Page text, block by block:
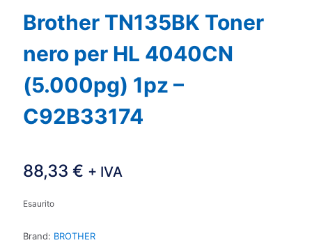
Brother TN135BK Toner
nero per HL 4040CN
(5.000pg) 1pz –
C92B33174
88,33 € + IVA
Esaurito
Brand: BROTHER